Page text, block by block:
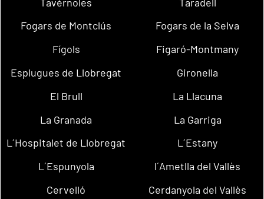
Fogars de Montclús
Fogars de la Selva
Fígols
Figaró-Montmany
Esplugues de Llobregat
Gironella
El Brull
La Llacuna
La Granada
La Garriga
L´Hospitalet de Llobregat
L´Estany
L´Espunyola
l´Ametlla del Vallès
Cervelló
Cerdanyola del Vallès